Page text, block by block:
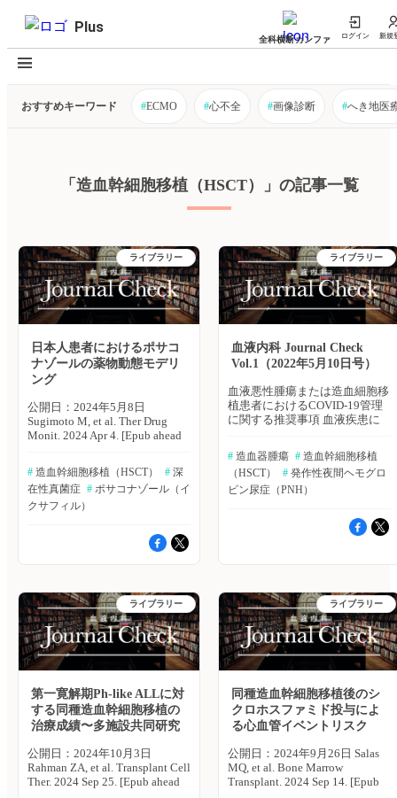
Plus
全科横断カンファ ログイン 新規
おすすめキーワード #ECMO #心不全 #画像診断 #へき地医
「造血幹細胞移植（HSCT）」の記事一覧
ライブラリー
日本人患者におけるポサコ
ナゾールの薬物動態モデリ
ング
公開日：2024年5月8日
Sugimoto M, et al. Ther Drug
Monit. 2024 Apr 4. [Epub ahead
深在性真菌感染症の治療と予防
に不可欠な薬剤の1つである。
ポサコナゾールの薬物動態に
は、性別、体重、総血清タンパ
炎など、いくつかの因子が影響
を及ぼす。しかし、造血幹細胞
ぼすさまざまな因子との関連性
は、よくわかっていなかった。
京都大学の杉本 充弘氏らは、
HSCTレシピエントおよび非移
植例の血液疾患患者におけるポ
サコナゾールの薬物動態に影響
Therapeutic Drug Monitoring誌
オンライン版2024年4月4日号
の報告。 本研究は、単一施
設レトロスペクティブ研究とし
て実施された。対象は、真菌感
染症の予防薬として経口ポサコ
ナゾールを投与した日本人入院
患者42例。構造薬物動態モデル
# 造血幹細胞移植（HSCT） # 深
在性真菌症 # ポサコナゾール（イ
クサフィル）
ライブラリー
血液内科 Journal Check
Vol.1（2022年5月10日号）
血液悪性腫瘍または造血細胞移
植患者におけるCOVID-19管理
に関する推奨事項 血液疾患に
血病、ハイリスク骨髄異形成症
候群、造血細胞移植および
CAR-T細胞療法後の高い死亡率
と関連している。白血病におけ
は、血液悪性腫瘍患者における
COVID-19管理に関する推奨事
同種造血幹細胞移植に対する喫
煙の臨床的影響～横浜市大血液
グループ これまで、allo-HSCT
の臨床転帰に対する喫煙の影響
に関するデータは限られてい
た。横浜市大血液グループ
（YACHT）は、allo-HSCTを行
った血液疾患患者608例をレト
ロスペクティブに調査した。そ
の結果、喫煙と慢性GVHDとの
相関が確認された。Bone
Marrow Transplantation誌オンラ
イン版2022年5月3日の報告。
≫Bibgraphで続きを読む PNHに
対するラブリズマブの長期的な
# 造血器腫瘍 # 造血幹細胞移植
（HSCT）
# 発作性夜間ヘモグロ
ビン尿症（PNH）
ライブラリー
第一寛解期Ph-like ALLに対
する同種造血幹細胞移植の
治療成績〜多施設共同研究
公開日：2024年10月3日
Rahman ZA, et al. Transplant Cell
Ther. 2024 Sep 25. [Epub ahead
ライブラリー
同種造血幹細胞移植後のシ
クロホスファミド投与によ
る心血管イベントリスク
公開日：2024年9月26日 Salas
MQ, et al. Bone Marrow
Transplant. 2024 Sep 14. [Epub